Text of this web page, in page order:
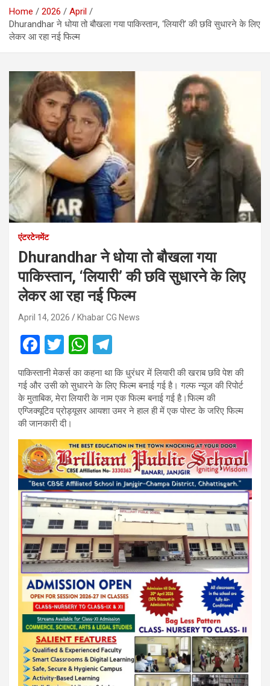
Home 2026
April
Dhurandhar ने धोया तो बौखला गया पाकिस्तान, ‘लियारी’ की छवि सुधारने के लिए
लेकर आ रहा नई फिल्म
एंटरटेनमेंट
Dhurandhar ने धोया तो बौखला गया
पाकिस्तान, ‘लियारी’ की छवि सुधारने के लिए
लेकर आ रहा नई फिल्म
April 14, 2026 Khabar CG News
F
a
ce
b
o
o
k
T
wi
tt
er
W
h
at
s
A
p
p
el
e
gr
a
m
पाकिस्तानी मेकर्स का कहना था कि धुरंधर में लियारी की खराब छवि पेश की
गई और उसी को सुधारने के लिए फिल्म बनाई गई है। गल्फ न्यूज की रिपोर्ट
के मुताबिक, मेरा लियारी के नाम एक फिल्म बनाई गई है।फिल्म की
एग्जिक्यूटिव प्रोड्यूसर आयशा उमर ने हाल ही में एक पोस्ट के जरिए फिल्म
की जानकारी दी।